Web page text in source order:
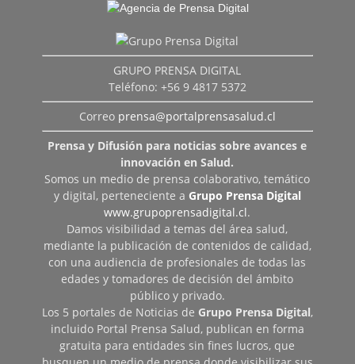
GRUPO PRENSA DIGITAL
Teléfono: +56 9 4817 5372
Correo prensa@portalprensasalud.cl
Prensa y Difusión para noticias sobre avances e
innovación en Salud.
Somos un medio de prensa colaborativo, temático
y digital, perteneciente a Grupo Prensa Digital
www.grupoprensadigital.cl.
Damos visibilidad a temas del área salud,
mediante la publicación de contenidos de calidad,
con una audiencia de profesionales de todas las
edades y tomadores de decisión del ámbito
público y privado.
Los 5 portales de Noticias de Grupo Prensa Digital,
incluido Portal Prensa Salud, publican en forma
gratuita para entidades sin fines lucros, que